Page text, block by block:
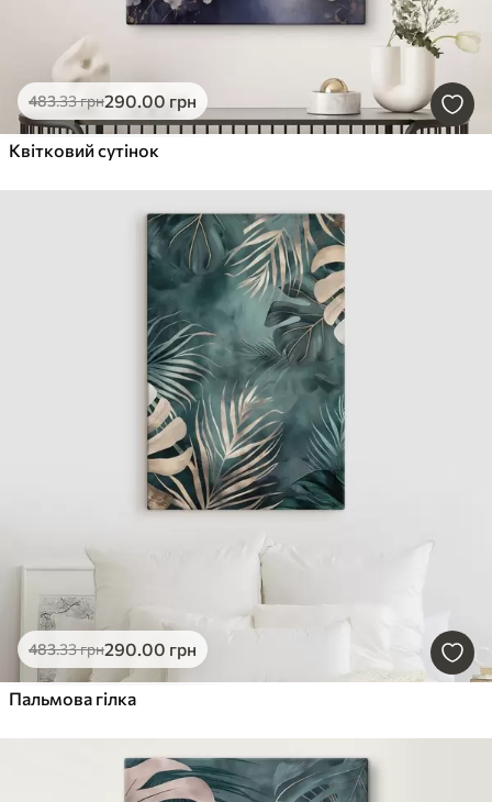
483.33грн290.00 грн
Квітковий сутінок
483.33грн290.00 грн
Пальмова гілка